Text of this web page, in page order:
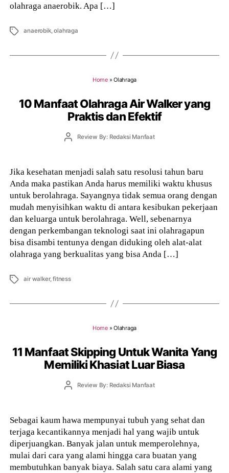
olahraga anaerobik. Apa […]
Tags anaerobik,olahraga
Home»Olahraga
10 Manfaat Olahraga Air Walker yang
Praktis dan Efektif
PostReview By: Redaksi Manfaat
Jika kesehatan menjadi salah satu resolusi tahun baru
Anda maka pastikan Anda harus memiliki waktu khusus
untuk berolahraga. Sayangnya tidak semua orang dengan
mudah menyisihkan waktu di antara kesibukan pekerjaan
dan keluarga untuk berolahraga. Well, sebenarnya
dengan perkembangan teknologi saat ini olahragapun
bisa disambi tentunya dengan diduking oleh alat-alat
olahraga yang berkualitas yang bisa Anda […]
Tags air walker,fitness
Home»Olahraga
11 Manfaat Skipping Untuk Wanita Yang
Memiliki Khasiat Luar Biasa
PostReview By: Redaksi Manfaat
Sebagai kaum hawa mempunyai tubuh yang sehat dan
terjaga kecantikannya menjadi hal yang wajib untuk
diperjuangkan. Banyak jalan untuk memperolehnya,
mulai dari cara yang alami hingga cara buatan yang
membutuhkan banyak biaya. Salah satu cara alami yang